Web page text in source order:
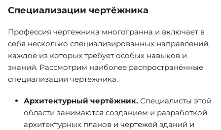
Специализации чертёжника
Профессия чертежника многогранна и включает в
себя несколько специализированных направлений,
каждое из которых требует особых навыков и
знаний. Рассмотрим наиболее распространённые
специализации чертежника.
Архитектурный чертёжник. Специалисты этой
области занимаются созданием и разработкой
архитектурных планов и чертежей зданий и